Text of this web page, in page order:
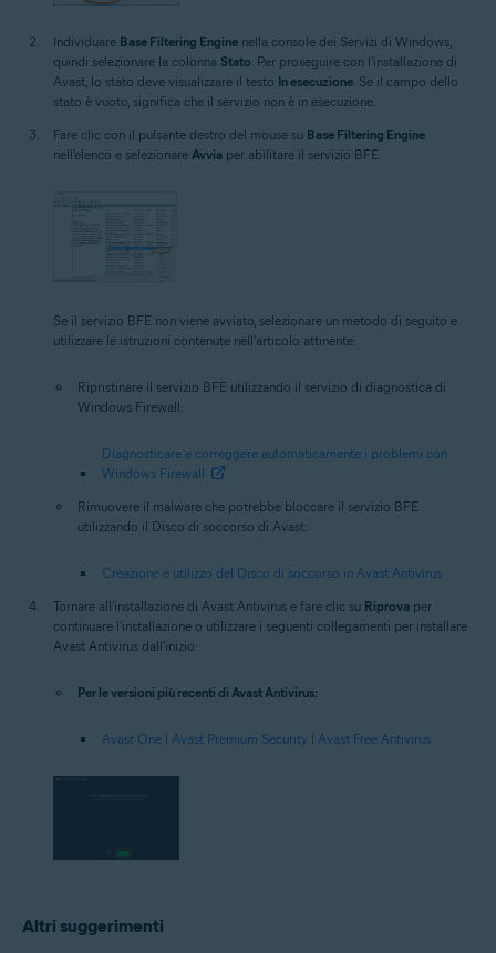
Individuare Base Filtering Engine nella console dei Servizi di Windows,
quindi selezionare la colonna Stato. Per proseguire con l'installazione di
Avast, lo stato deve visualizzare il testo In esecuzione. Se il campo dello
stato è vuoto, significa che il servizio non è in esecuzione.
Fare clic con il pulsante destro del mouse su Base Filtering Engine
nell'elenco e selezionare Avvia per abilitare il servizio BFE.
Se il servizio BFE non viene avviato, selezionare un metodo di seguito e
utilizzare le istruzioni contenute nell'articolo attinente:
Ripristinare il servizio BFE utilizzando il servizio di diagnostica di
Windows Firewall:
Diagnosticare e correggere automaticamente i problemi con
Windows Firewall
Rimuovere il malware che potrebbe bloccare il servizio BFE
utilizzando il Disco di soccorso di Avast:
Creazione e utilizzo del Disco di soccorso in Avast Antivirus
Tornare all'installazione di Avast Antivirus e fare clic su Riprova per
continuare l'installazione o utilizzare i seguenti collegamenti per installare
Avast Antivirus dall'inizio:
Per le versioni più recenti di Avast Antivirus:
Avast One Avast Premium Security Avast Free Antivirus
Altri suggerimenti